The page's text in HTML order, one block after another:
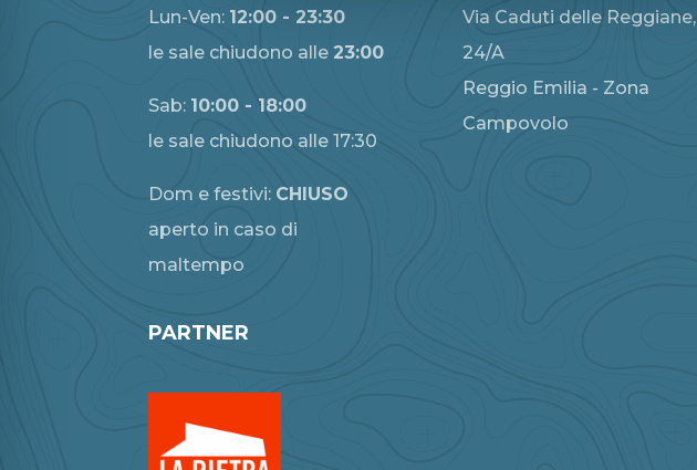
Lun-Ven: 12:00 - 23:30
le sale chiudono alle 23:00
Sab: 10:00 - 18:00
le sale chiudono alle 17:30
Dom e festivi: CHIUSO
aperto in caso di
maltempo
Via Caduti delle Reggiane,
24/A
Reggio Emilia - Zona
Campovolo
PARTNER